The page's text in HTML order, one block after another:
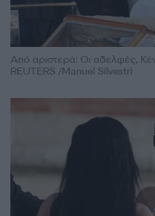
Από αριστερά: Οι αδελφές,
REUTERS /Manuel Silvestri